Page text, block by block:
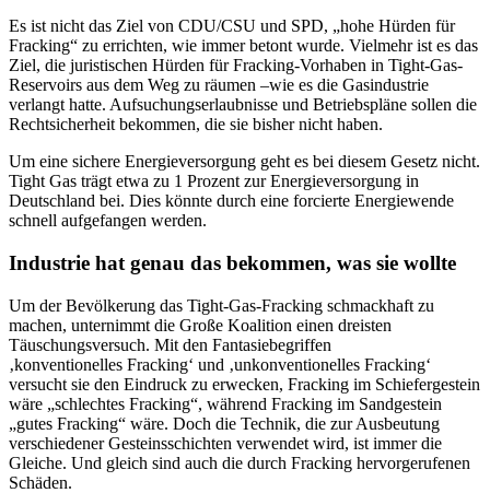
Es ist nicht das Ziel von CDU/CSU und SPD, „hohe Hürden für
Fracking“ zu errichten, wie immer betont wurde. Vielmehr ist es das
Ziel, die juristischen Hürden für Fracking-Vorhaben in Tight-Gas-
Reservoirs aus dem Weg zu räumen –wie es die Gasindustrie
verlangt hatte. Aufsuchungserlaubnisse und Betriebspläne sollen die
Rechtsicherheit bekommen, die sie bisher nicht haben.
Um eine sichere Energieversorgung geht es bei diesem Gesetz nicht.
Tight Gas trägt etwa zu 1 Prozent zur Energieversorgung in
Deutschland bei. Dies könnte durch eine forcierte Energiewende
schnell aufgefangen werden.
Industrie hat genau das bekommen, was sie wollte
Um der Bevölkerung das Tight-Gas-Fracking schmackhaft zu
machen, unternimmt die Große Koalition einen dreisten
Täuschungsversuch. Mit den Fantasiebegriffen
‚konventionelles Fracking‘ und ‚unkonventionelles Fracking‘
versucht sie den Eindruck zu erwecken, Fracking im Schiefergestein
wäre „schlechtes Fracking“, während Fracking im Sandgestein
„gutes Fracking“ wäre. Doch die Technik, die zur Ausbeutung
verschiedener Gesteinsschichten verwendet wird, ist immer die
Gleiche. Und gleich sind auch die durch Fracking hervorgerufenen
Schäden.